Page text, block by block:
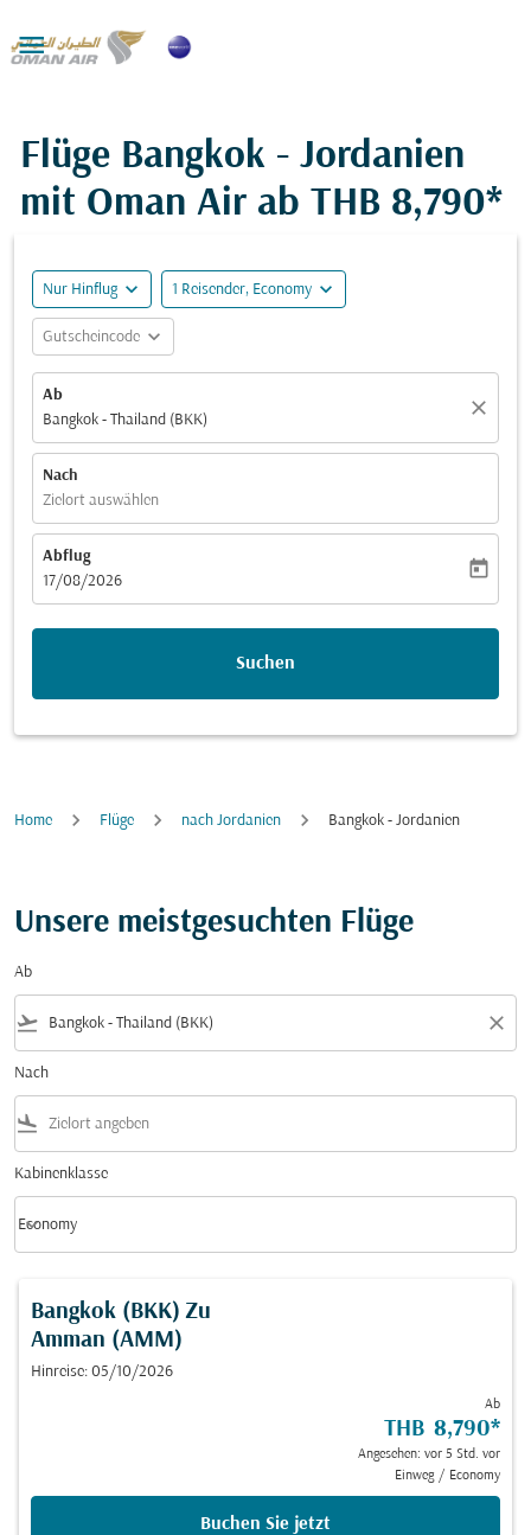

Flüge Bangkok - Jordanien
mit Oman Air ab THB 8,790*
Nur Hinflug expand_more 1 Reisender, Economy expand_more
Gutscheincode expand_more
Ab
Bangkok - Thailand (BKK)
close
Nach
Zielort auswählen
Abflug
fc-booking-departure-date-aria-label
17/08/2026
today
Suchen
Home Flüge nach Jordanien Bangkok - Jordanien
Unsere meistgesuchten Flüge
Ab
flight_takeoff close
Nach
flight_land
Kabinenklasse
Kabinenklasse option Economy Selected
Economy
keyboard_arrow_down
Bangkok (BKK) Zu
Amman (AMM)
Hinreise: 05/10/2026
Ab
THB 8,790*
Angesehen: vor 5 Std. vor
Einweg / Economy
Buchen Sie jetzt